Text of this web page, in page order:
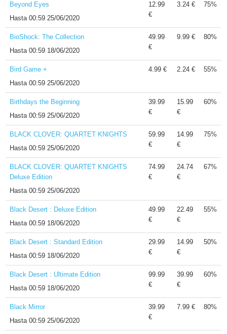
Beyond Eyes
Hasta00:59 25/06/2020
12.99
€
3.24 € 75%
BioShock: The Collection
Hasta00:59 18/06/2020
49.99
€
9.99 € 80%
Bird Game +
Hasta00:59 25/06/2020
4.99 € 2.24 € 55%
Birthdays the Beginning
Hasta00:59 25/06/2020
39.99
€
15.99
€
60%
BLACK CLOVER: QUARTET KNIGHTS
Hasta00:59 25/06/2020
59.99
€
14.99
€
75%
BLACK CLOVER: QUARTET KNIGHTS
Deluxe Edition
Hasta00:59 25/06/2020
74.99
€
24.74
€
67%
Black Desert : Deluxe Edition
Hasta00:59 18/06/2020
49.99
€
22.49
€
55%
Black Desert : Standard Edition
Hasta00:59 18/06/2020
29.99
€
14.99
€
50%
Black Desert : Ultimate Edition
Hasta00:59 18/06/2020
99.99
€
39.99
€
60%
Black Mirror
Hasta00:59 25/06/2020
39.99
€
7.99 € 80%